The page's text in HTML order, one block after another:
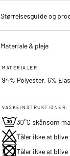
Størrelsesguide og
Materiale & pleje
MATERIALER:
94% Polyester, 6%
VASKEINSTRUKTIONER:
30°C skånsom
Tåler ikke at blive
Tåler ikke at